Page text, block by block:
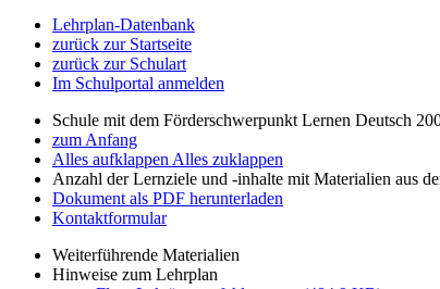
Lehrplan-Datenbank
zurück zur Startseite
zurück zur Schulart
Im Schulportal anmelden
Schule mit dem Förderschwerpunkt Lernen Deutsch
zum Anfang
Alles aufklappen Alles zuklappen
Anzahl der Lernziele und -inhalte mit Materialien aus
Dokument als PDF herunterladen
Kontaktformular
Weiterführende Materialien
Hinweise zum Lehrplan